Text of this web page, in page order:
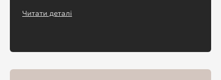
Читати деталі